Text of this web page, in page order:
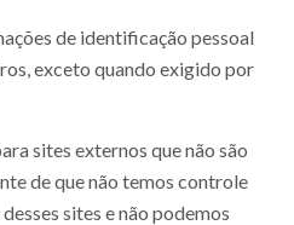
de identificação pessoal
exceto quando exigido por
sites externos que não são
de que não temos controle
sites e não podemos